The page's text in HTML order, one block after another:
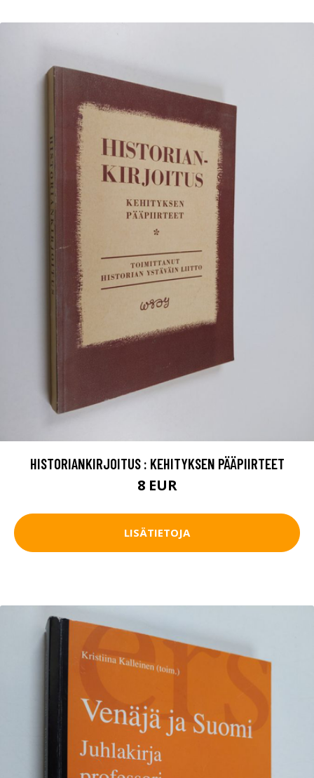
HISTORIANKIRJOITUS : KEHITYKSEN PÄÄPIIRTEET
8 EUR
LISÄTIETOJA